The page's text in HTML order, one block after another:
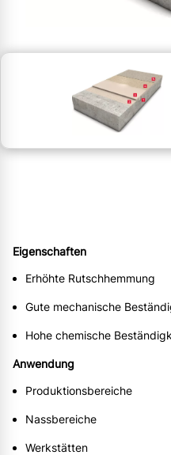
Eigenschaften
Erhöhte Rutschhemmung
Gute mechanische
Hohe chemische
Anwendung
Produktionsbereiche
Nassbereiche
Werkstätten